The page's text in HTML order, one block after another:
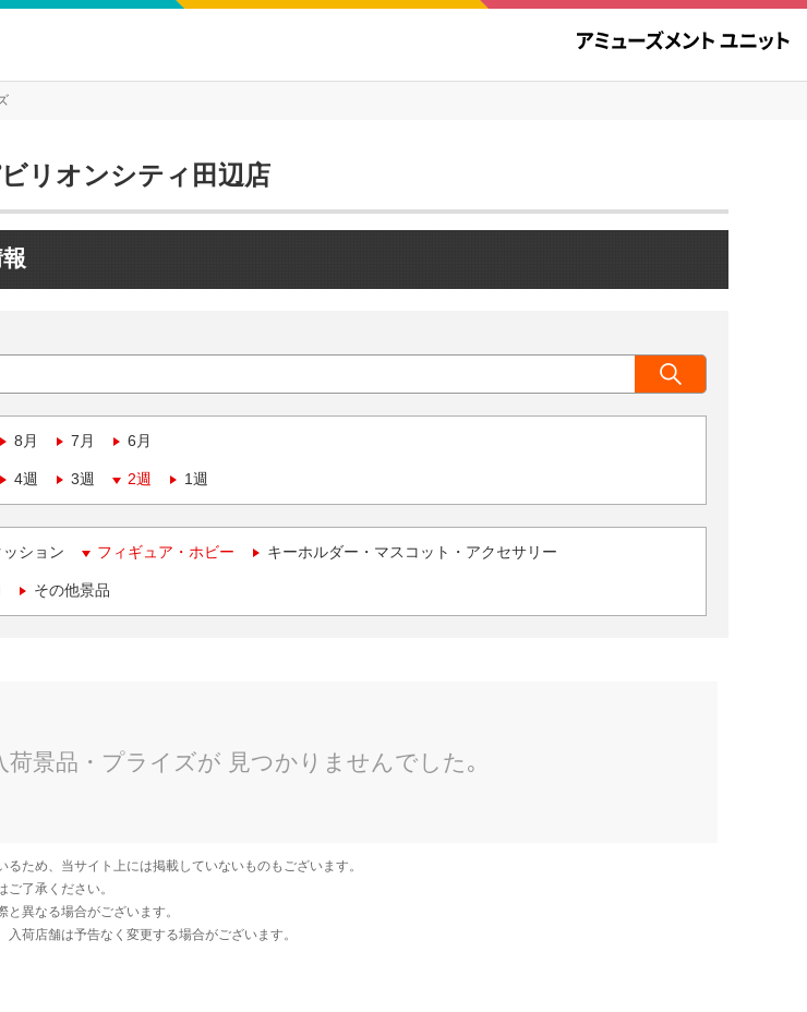
リオンシティ田辺店
8月 7月 6月
4週 3週 2週 1週
ション フィギュア・ホビー キーホルダー・マスコット・アクセサリー
その他景品